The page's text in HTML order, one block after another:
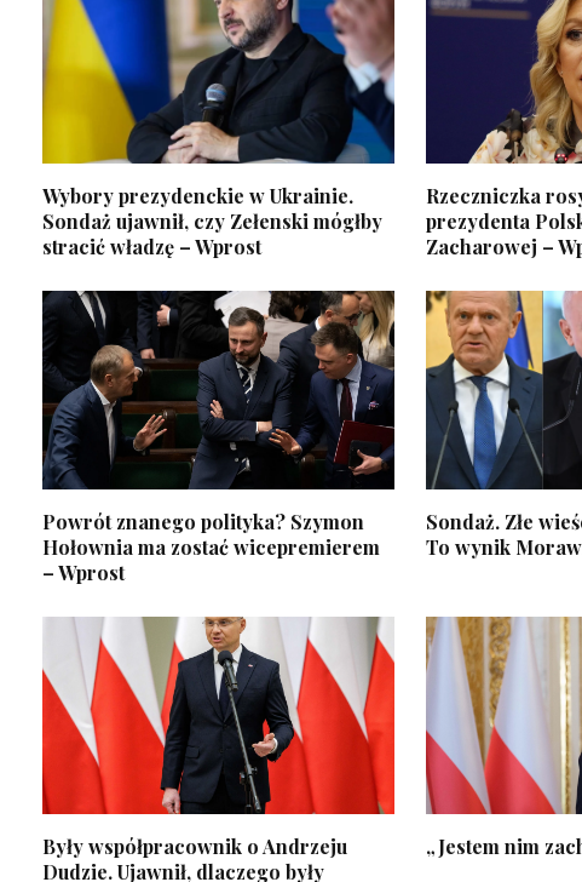
Wybory prezydenckie w Ukrainie.
Sondaż ujawnił, czy Zełenski mógłby
stracić władzę – Wprost
Rzeczniczka
prezydenta
Zacharowej –
Powrót znanego polityka? Szymon
Hołownia ma zostać wicepremierem
– Wprost
Sondaż. Złe
To wynik
Były współpracownik o Andrzeju
Dudzie. Ujawnił, dlaczego były
„Jestem nim